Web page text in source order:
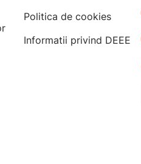
Politica de cookies
Informatii privind DEEE